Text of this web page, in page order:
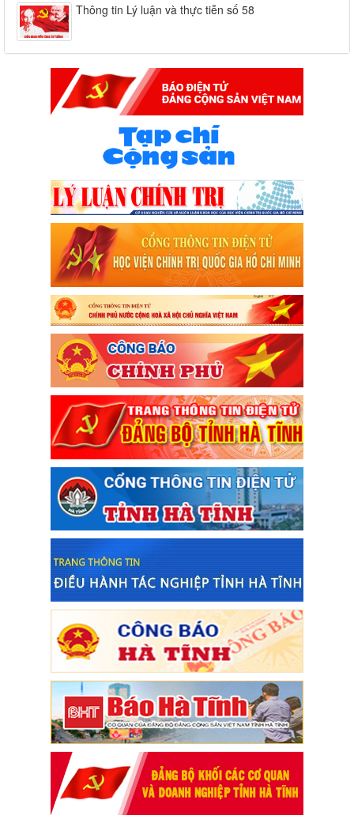
Thông tin Lý luận và thực tiễn số 58